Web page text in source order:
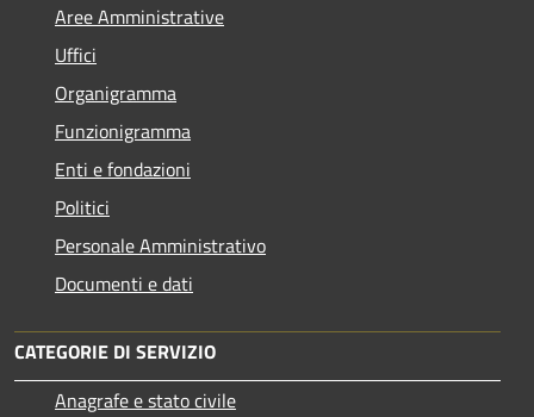
Aree Amministrative
Uffici
Organigramma
Funzionigramma
Enti e fondazioni
Politici
Personale Amministrativo
Documenti e dati
CATEGORIE DI SERVIZIO
Anagrafe e stato civile